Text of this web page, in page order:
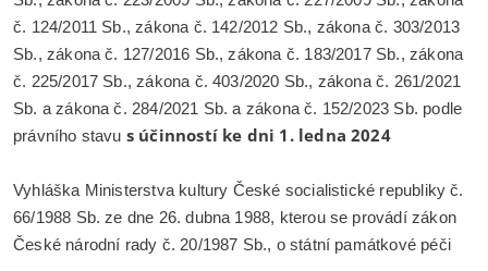
č. 124/2011 Sb., zákona č. 142/2012 Sb., zákona č. 303/2013
Sb., zákona č. 127/2016 Sb., zákona č. 183/2017 Sb., zákona
č. 225/2017 Sb., zákona č. 403/2020 Sb., zákona č. 261/2021
Sb. a zákona č. 284/2021 Sb. a zákona č. 152/2023 Sb. podle
právního stavu s účinností ke dni 1. ledna 2024
Vyhláška Ministerstva kultury České socialistické republiky č.
66/1988 Sb. ze dne 26. dubna 1988, kterou se provádí zákon
České národní rady č. 20/1987 Sb., o státní památkové péči